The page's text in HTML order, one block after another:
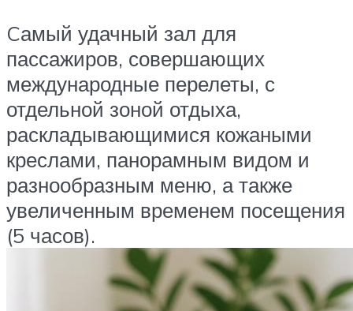
Cамый удачный зал для
пассажиров, совершающих
международные перелеты, с
отдельной зоной отдыха,
раскладывающимися кожаными
креслами, панорамным видом и
разнообразным меню, а также
увеличенным временем посещения
(5 часов).